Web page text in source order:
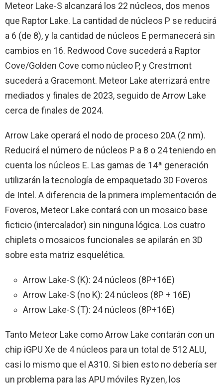
Meteor Lake-S alcanzará los 22 núcleos, dos menos
que Raptor Lake. La cantidad de núcleos P se reducirá
a 6 (de 8), y la cantidad de núcleos E permanecerá sin
cambios en 16. Redwood Cove sucederá a Raptor
Cove/Golden Cove como núcleo P, y Crestmont
sucederá a Gracemont. Meteor Lake aterrizará entre
mediados y finales de 2023, seguido de Arrow Lake
cerca de finales de 2024.
Arrow Lake operará el nodo de proceso 20A (2 nm).
Reducirá el número de núcleos P a 8 o 24 teniendo en
cuenta los núcleos E. Las gamas de 14ª generación
utilizarán la tecnología de empaquetado 3D Foveros
de Intel. A diferencia de la primera implementación de
Foveros, Meteor Lake contará con un mosaico base
ficticio (intercalador) sin ninguna lógica. Los cuatro
chiplets o mosaicos funcionales se apilarán en 3D
sobre esta matriz esquelética.
Arrow Lake-S (K): 24 núcleos (8P+16E)
Arrow Lake-S (no K): 24 núcleos (8P + 16E)
Arrow Lake-S (T): 24 núcleos (8P+16E)
Tanto Meteor Lake como Arrow Lake contarán con un
chip iGPU Xe de 4 núcleos para un total de 512 ALU,
casi lo mismo que el A310. Si bien esto no debería ser
un problema para las APU móviles Ryzen, los